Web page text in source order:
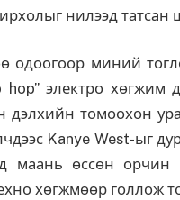
нилээд татсан
одоогоор миний
hop” электро хөгжим
дэлхийн томоохон
Kanye West-ыг
маань өссөн
хөгжмөөр голлож